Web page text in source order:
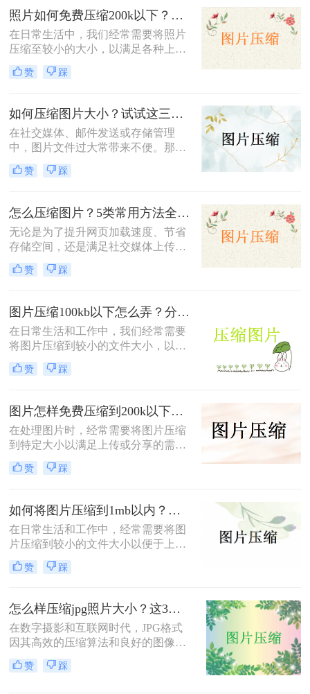
么压缩呢？以下是四种常用的图片压
缩方法，帮助您轻松解决这一问题。
照片如何免费压缩200k以下？快来学习这3种压缩方法！
在日常生活中，我们经常需要将照片
压缩至较小的大小，以满足各种上
传、分享或存储的需求。那么照片如
何免费压缩200k以下呢？本文将介绍
法。
赞 踩
如何压缩图片大小？试试这三种简单有效的压缩方法！
在社交媒体、邮件发送或存储管理
中，图片文件过大常带来不便。那么
如何压缩图片大小呢？本文整理了三
种简单有效的压缩方法，助您快速压
赞 踩
怎么压缩图片？5类常用方法全解析！
无论是为了提升网页加载速度、节省
存储空间，还是满足社交媒体上传限
制，图片压缩都是高频需求。那么怎
么压缩图片呢？本文系统梳理5类主
你快速掌握压缩技巧。
赞 踩
图片压缩100kb以下怎么弄？分享4个高效压缩方法！
在日常生活和工作中，我们经常需要
将图片压缩到较小的文件大小，以便
于上传、发送或存储。将图片压缩到
100KB以下是一个常见的需求。那么
将详细介绍几种实现这一目标的方
法。
赞 踩
图片怎样免费压缩到200k以下？二种压缩方法分享
在处理图片时，经常需要将图片压缩
到特定大小以满足上传或分享的需
求。那么图片怎样免费压缩到200k以
下呢？本文将介绍两种免费将图片压
赞 踩
如何将图片压缩到1mb以内？教你三种压缩方法！
在日常生活和工作中，经常需要将图
片压缩到较小的文件大小以便于上
传、分享或存储。那么如何将图片压
缩到1mb以内呢？本文将详细介绍几
赞 踩
怎么样压缩jpg照片大小？这3种图片压缩方法一定要会！
在数字摄影和互联网时代，JPG格式
因其高效的压缩算法和良好的图像质
量而广受欢迎。然而，有时JPG照片
的大小可能过大，不便于分享、上传
赞 踩